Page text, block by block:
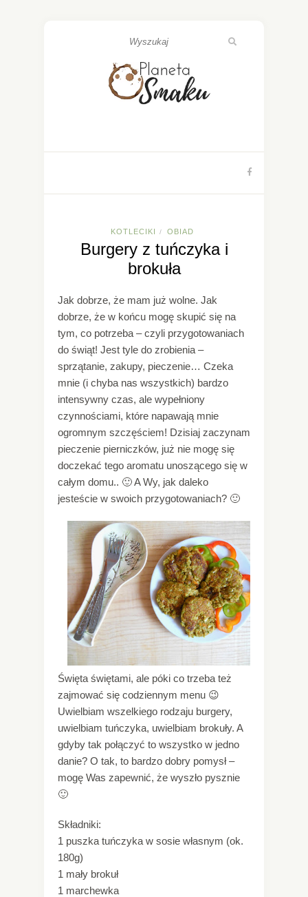
KOTLECIKI / OBIAD
Burgery z tuńczyka i
brokuła
Jak dobrze, że mam już wolne. Jak
dobrze, że w końcu mogę skupić się na
tym, co potrzeba – czyli przygotowaniach
do świąt! Jest tyle do zrobienia –
sprzątanie, zakupy, pieczenie… Czeka
mnie (i chyba nas wszystkich) bardzo
intensywny czas, ale wypełniony
czynnościami, które napawają mnie
ogromnym szczęściem! Dzisiaj zaczynam
pieczenie pierniczków, już nie mogę się
doczekać tego aromatu unoszącego się w
całym domu.. 🙂 A Wy, jak daleko
jesteście w swoich przygotowaniach? 🙂
Święta świętami, ale póki co trzeba też
zajmować się codziennym menu 😉
Uwielbiam wszelkiego rodzaju burgery,
uwielbiam tuńczyka, uwielbiam brokuły. A
gdyby tak połączyć to wszystko w jedno
danie? O tak, to bardzo dobry pomysł –
mogę Was zapewnić, że wyszło pysznie
🙂
Składniki:
1 puszka tuńczyka w sosie własnym (ok.
180g)
1 mały brokuł
1 marchewka